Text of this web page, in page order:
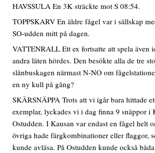
HAVSSULA En 3K sträckte mot S 08:54.
TOPPSKARV En äldre fågel var i sällskap
SO-udden mitt på dagen.
VATTENRALL Ett ex fortsatte att spela även
andra läten hördes. Den besökte alla de tre
slånbuskagen närmast N-NO om
en ny kull på gång?
SKÄRSNÄPPA Trots att vi igår bara hittade
exemplar, lyckades vi i dag finna 9 snäppor i
Ostudden. I Kausan var endast en fågel helt
övriga hade färgkombinationer eller flaggor,
kunde avläsa. På Ostudden kunde också